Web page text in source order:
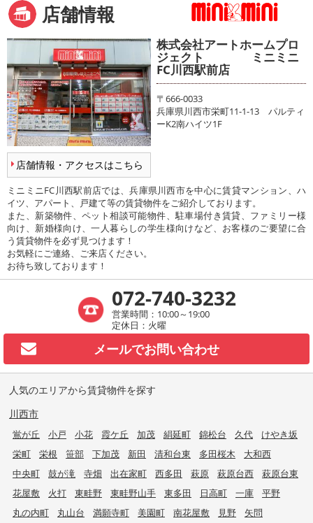
店舗情報
店舗情報・アクセスはこちら
株式会社アートホームプロ
ジェクト ミニミニ
FC川西駅前店
〒666-0033
兵庫県川西市栄町11-1-13 パルティ
ーK2南ハイツ1F
ミニミニFC川西駅前店では、兵庫県川西市を中心に賃貸マンション、ハ
イツ、アパート、戸建て等の賃貸物件をご紹介しております。
また、新築物件、ペット相談可能物件、駐車場付き賃貸、ファミリー様
向け、新婚様向け、一人暮らしの学生様向けなど、お客様のご要望に合
う賃貸物件を必ず見つけます！
お気軽にご連絡、ご来店ください。
お待ち致しております！
072-740-3232
営業時間：10:00～19:00
定休日：火曜
メールでお問い合わせ
人気のエリアから賃貸物件を探す
川西市
鴬が丘 小戸 小花 霞ケ丘 加茂 絹延町 錦松台 久代
けやき坂
栄町
栄根 笹部 下加茂 新田 清和台東 多田桜木
大和西
中央町
鼓が滝 寺畑 出在家町 西多田 萩原 萩原台西
萩原台東
花屋敷
火打 東畦野 東畦野山手 東多田 日高町 一庫
平野
丸の内町
丸山台 満願寺町 美園町 南花屋敷 見野 矢問